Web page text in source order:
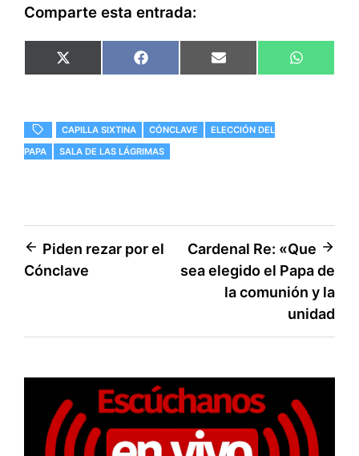
Comparte esta entrada:
Compartir
en
X
(
t
t
e
Compartir
en
F
a
o
o
k
Compartir
en
E
m
en
W
h
CAPILLA SIXTINA CÓNCLAVE
ELECCIÓN DEL
PAPA
SALA DE LAS LÁGRIMAS
Navegación
de
Piden rezar por el
Cónclave
Cardenal Re: «Que
sea elegido el Papa de
la comunión y la
unidad